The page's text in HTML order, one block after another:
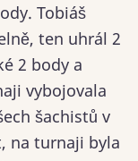
Tobiáš
ten uhrál 2
2 body a
vybojovala
šachistů v
na turnaji byla